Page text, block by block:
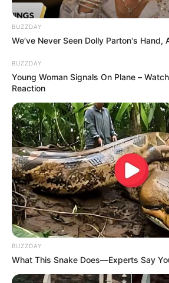
Instagram/LinaTejeiro
Lina Tejeiro, actriz colombiana
Por:Natalia Espitia Salazar
Febrero 16, 2023
COMPARTIR
BUZZDAY
We’ve Never Seen Dolly Parton's Hand,
BUZZDAY
Young Woman Signals On Plane –
Reaction
BUZZDAY
What This Snake Does—Experts Say